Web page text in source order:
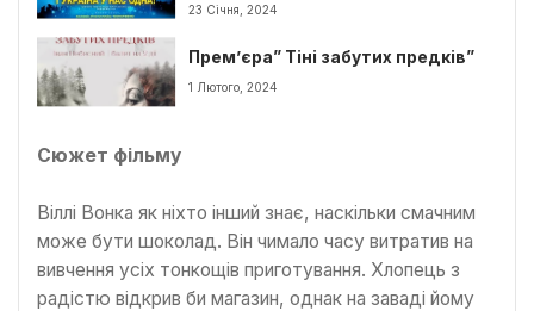
23 Січня, 2024
Прем’єра” Тіні забутих предків”
1 Лютого, 2024
Сюжет фільму
Віллі Вонка як ніхто інший знає, наскільки смачним
може бути шоколад. Він чимало часу витратив на
вивчення усіх тонкощів приготування. Хлопець з
радістю відкрив би магазин, однак на заваді йому